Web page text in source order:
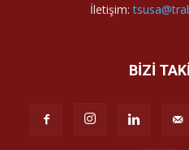
İletişim:
BİZİ